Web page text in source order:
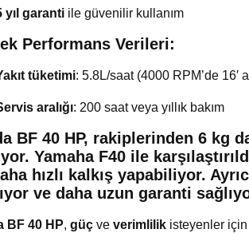
yıl garanti ile güvenilir kullanım
Performans Verileri:
tüketimi: 5.8L/saat (4000 RPM’de 16′
aralığı: 200 saat veya yıllık bakım
BF 40 HP, rakiplerinden 6 kg
Yamaha F40 ile
hızlı kalkış yapabiliyor.
ve daha uzun garanti
BF 40 HP, güç ve verimlilik isteyenler